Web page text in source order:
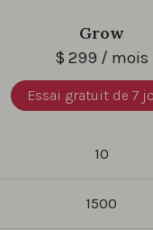
Grow
$ 299 / mois
Essai gratuit de 7
10
1500